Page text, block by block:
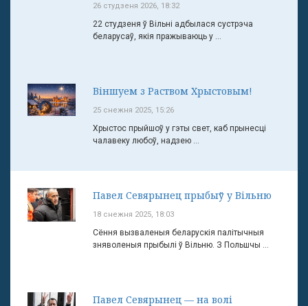
26 студзеня 2026, 18:32
22 студзеня ў Вільні адбылася сустрэча
беларусаў, якія пражываюць у ...
Віншуем з Раством Хрыстовым!
25 снежня 2025, 15:26
Хрыстос прыйшоў у гэты свет, каб прынесці
чалавеку любоў, надзею ...
Павел Севярынец прыбыў у Вільню
18 снежня 2025, 18:03
Сёння вызваленыя беларускія палітычныя
зняволеныя прыбылі ў Вільню. З Польшчы ...
Павел Севярынец — на волі